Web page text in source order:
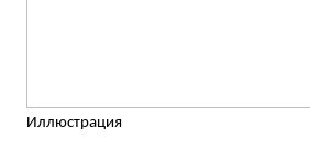
Иллюстрация